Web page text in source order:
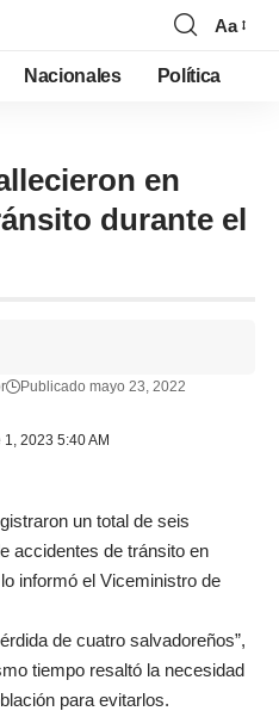
Aa
Nacionales Política
en
durante el
2023 5:40 AM
Publicado mayo 23, 2022
un total de seis
accidentes de tránsito en
informó el Viceministro de
de cuatro salvadoreños”,
tiempo resaltó la necesidad
para evitarlos.